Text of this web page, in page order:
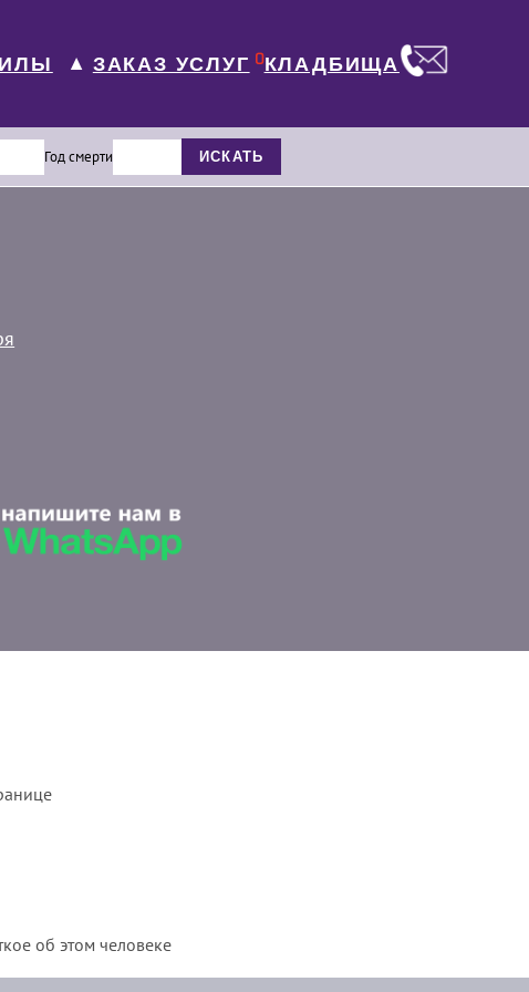
▼ ЗАКАЗ УСЛУГ 0КЛАДБИЩА
Год смерти ИСКАТЬ
об этом человеке